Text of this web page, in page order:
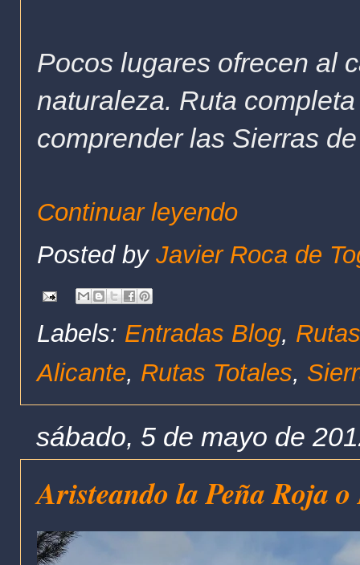
Pocos lugares ofrecen al
naturaleza. Ruta
comprender las Sierras
Continuar leyendo
Posted by Javier Roca de
Labels: Entradas Blog,
Alicante, Rutas Totales,
sábado, 5 de mayo de
Aristeando la Peña Roja